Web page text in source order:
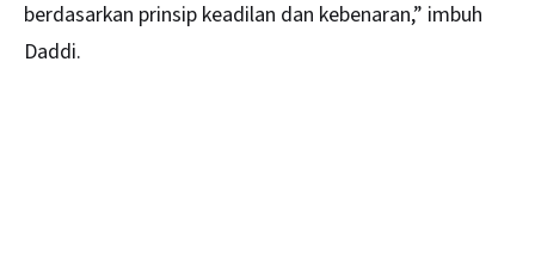
berdasarkan prinsip keadilan dan kebenaran,” imbuh
Daddi.